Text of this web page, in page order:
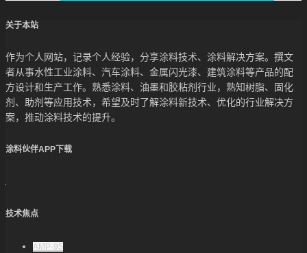
关于本站
作为个人网站，记录个人经验，分享涂料技术、涂料解决方案。撰文
者从事水性工业涂料、汽车涂料、金属闪光漆、建筑涂料等产品的配
方设计和生产工作。熟悉涂料、油墨和胶粘剂行业，熟知树脂、固化
剂、助剂等应用技术，希望及时了解涂料新技术、优化的行业解决方
案，推动涂料技术的提升。
涂料伙伴APP下载
技术焦点
AMP-95